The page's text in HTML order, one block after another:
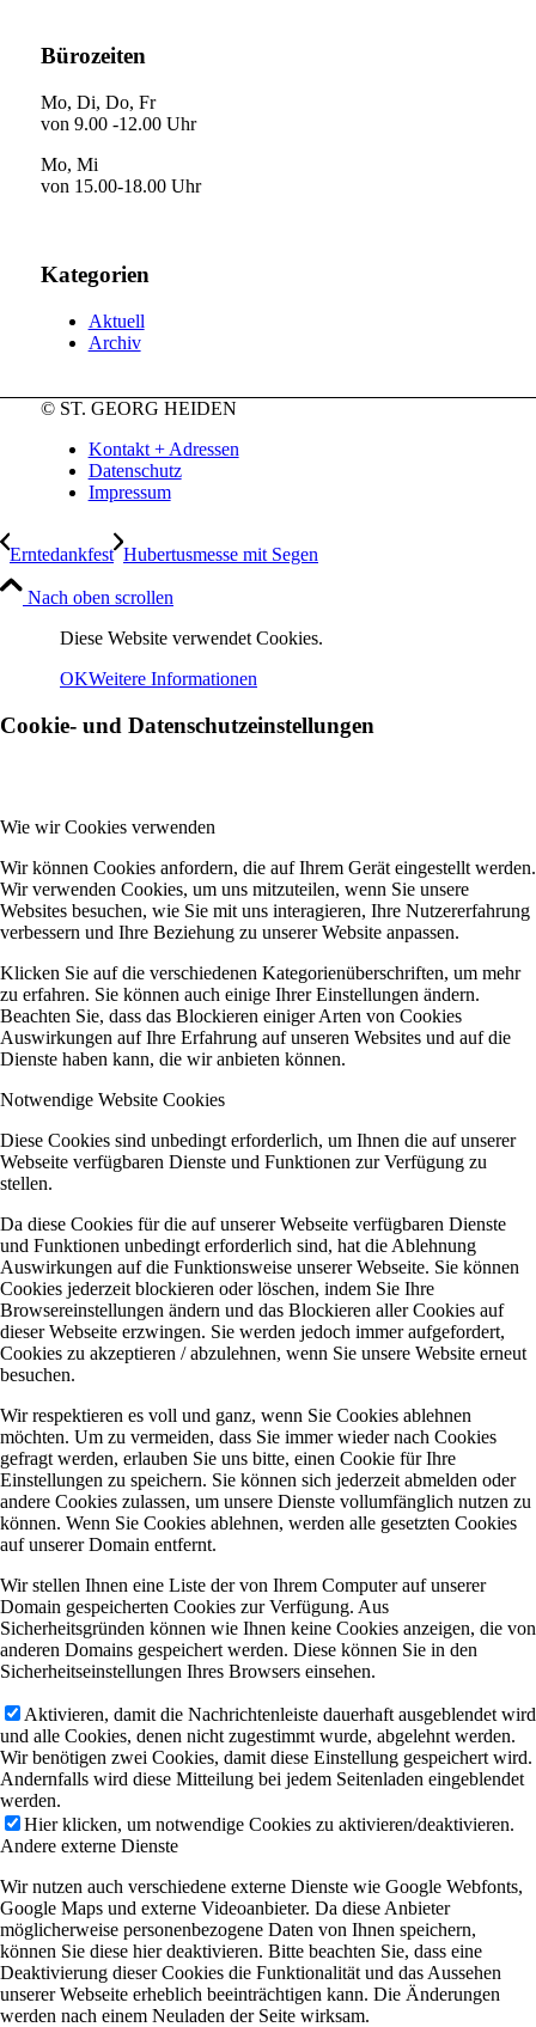
Bürozeiten
Mo, Di, Do, Fr
von 9.00 -12.00 Uhr
Mo, Mi
von 15.00-18.00 Uhr
Kategorien
Aktuell
Archiv
© ST. GEORG HEIDEN
Kontakt + Adressen
Datenschutz
Impressum
Erntedankfest Hubertusmesse mit Segen
Nach oben scrollen
Diese Website verwendet Cookies.
OKWeitere Informationen
Cookie- und Datenschutzeinstellungen
Wie wir Cookies verwenden
Wir können Cookies anfordern, die auf Ihrem Gerät eingestellt werden.
Wir verwenden Cookies, um uns mitzuteilen, wenn Sie unsere
Websites besuchen, wie Sie mit uns interagieren, Ihre Nutzererfahrung
verbessern und Ihre Beziehung zu unserer Website anpassen.
Klicken Sie auf die verschiedenen Kategorienüberschriften, um mehr
zu erfahren. Sie können auch einige Ihrer Einstellungen ändern.
Beachten Sie, dass das Blockieren einiger Arten von Cookies
Auswirkungen auf Ihre Erfahrung auf unseren Websites und auf die
Dienste haben kann, die wir anbieten können.
Notwendige Website Cookies
Diese Cookies sind unbedingt erforderlich, um Ihnen die auf unserer
Webseite verfügbaren Dienste und Funktionen zur Verfügung zu
stellen.
Da diese Cookies für die auf unserer Webseite verfügbaren Dienste
und Funktionen unbedingt erforderlich sind, hat die Ablehnung
Auswirkungen auf die Funktionsweise unserer Webseite. Sie können
Cookies jederzeit blockieren oder löschen, indem Sie Ihre
Browsereinstellungen ändern und das Blockieren aller Cookies auf
dieser Webseite erzwingen. Sie werden jedoch immer aufgefordert,
Cookies zu akzeptieren / abzulehnen, wenn Sie unsere Website erneut
besuchen.
Wir respektieren es voll und ganz, wenn Sie Cookies ablehnen
möchten. Um zu vermeiden, dass Sie immer wieder nach Cookies
gefragt werden, erlauben Sie uns bitte, einen Cookie für Ihre
Einstellungen zu speichern. Sie können sich jederzeit abmelden oder
andere Cookies zulassen, um unsere Dienste vollumfänglich nutzen zu
können. Wenn Sie Cookies ablehnen, werden alle gesetzten Cookies
auf unserer Domain entfernt.
Wir stellen Ihnen eine Liste der von Ihrem Computer auf unserer
Domain gespeicherten Cookies zur Verfügung. Aus
Sicherheitsgründen können wie Ihnen keine Cookies anzeigen, die von
anderen Domains gespeichert werden. Diese können Sie in den
Sicherheitseinstellungen Ihres Browsers einsehen.
Aktivieren, damit die Nachrichtenleiste dauerhaft ausgeblendet wird
und alle Cookies, denen nicht zugestimmt wurde, abgelehnt werden.
Wir benötigen zwei Cookies, damit diese Einstellung gespeichert wird.
Andernfalls wird diese Mitteilung bei jedem Seitenladen eingeblendet
werden.
Hier klicken, um notwendige Cookies zu aktivieren/deaktivieren.
Andere externe Dienste
Wir nutzen auch verschiedene externe Dienste wie Google Webfonts,
Google Maps und externe Videoanbieter. Da diese Anbieter
möglicherweise personenbezogene Daten von Ihnen speichern,
können Sie diese hier deaktivieren. Bitte beachten Sie, dass eine
Deaktivierung dieser Cookies die Funktionalität und das Aussehen
unserer Webseite erheblich beeinträchtigen kann. Die Änderungen
werden nach einem Neuladen der Seite wirksam.